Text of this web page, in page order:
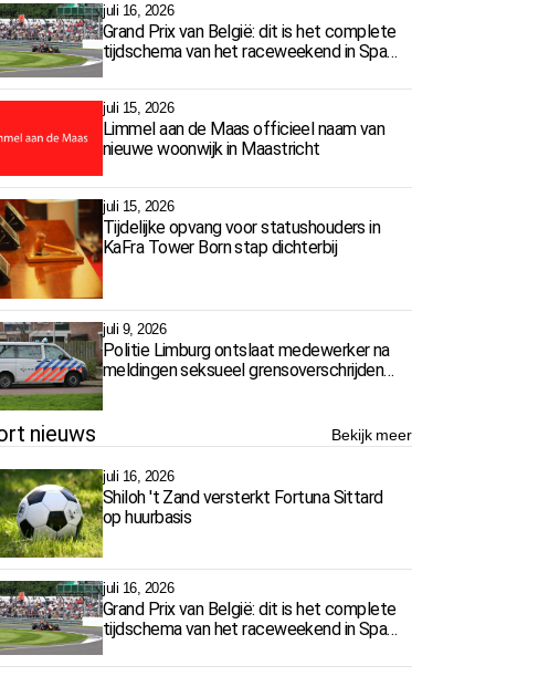
juli 16, 2026
Grand Prix van België: dit is het complete
tijdschema van het raceweekend in Spa-
juli 15, 2026
Limmel aan de Maas officieel naam van
nieuwe woonwijk in Maastricht
juli 15, 2026
Tijdelijke opvang voor statushouders in
KaFra Tower Born stap dichterbij
juli 9, 2026
Politie Limburg ontslaat medewerker na
meldingen seksueel grensoverschrijdend
nieuws Bekijk meer
juli 16, 2026
Shiloh 't Zand versterkt Fortuna Sittard
op huurbasis
juli 16, 2026
Grand Prix van België: dit is het complete
tijdschema van het raceweekend in Spa-